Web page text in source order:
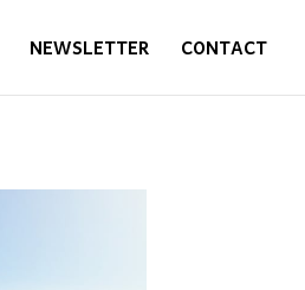
NEWSLETTER CONTACT